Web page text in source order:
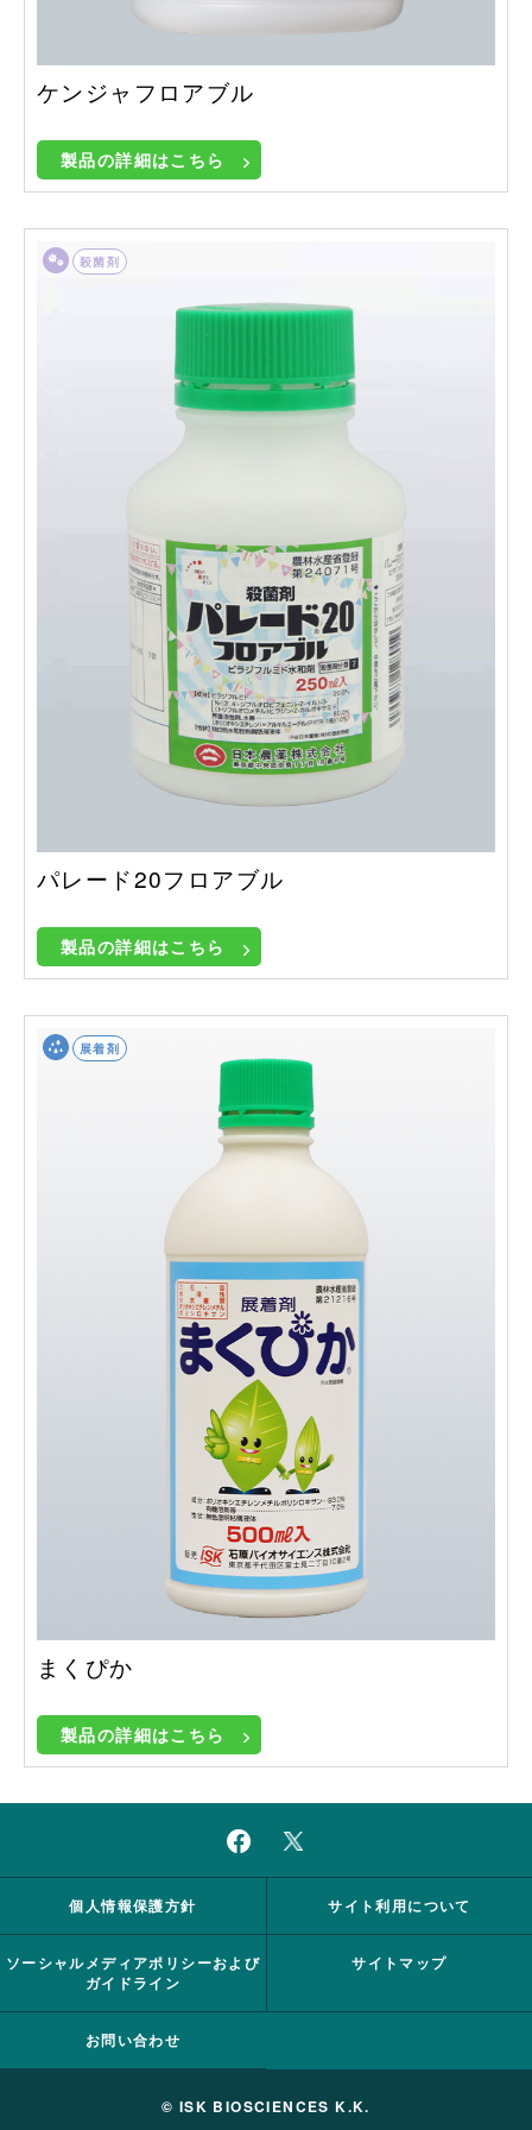
ケンジャフロアブル
製品の詳細はこちら
殺菌剤
パレード20フロアブル
製品の詳細はこちら
展着剤
まくぴか
製品の詳細はこちら
個人情報保護方針 サイト利用について
ソーシャルメディアポリシーおよび
ガイドライン
サイトマップ
お問い合わせ
© ISK BIOSCIENCES K.K.